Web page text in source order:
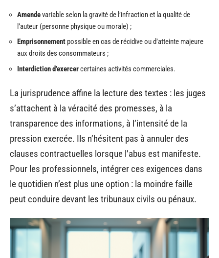
Amendevariable selon la gravité de l’infraction et la qualité de
l’auteur (personne physique ou morale) ;
Emprisonnement possible en cas de récidive ou d’atteinte majeure
aux droits des consommateurs ;
Interdiction d’exercercertaines activités commerciales.
La jurisprudence affine la lecture des textes : les juges
s’attachent à la véracité des promesses, à la
transparence des informations, à l’intensité de la
pression exercée. Ils n’hésitent pas à annuler des
clauses contractuelles lorsque l’abus est manifeste.
Pour les professionnels, intégrer ces exigences dans
le quotidien n’est plus une option : la moindre faille
peut conduire devant les tribunaux civils ou pénaux.